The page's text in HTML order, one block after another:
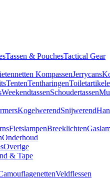
Tassen & PouchesTactical Gear
KompassenJerrycans
TentenTentharingen
WeekendtassenSchoudertassen
KogelwerendSnijwerend
FietslampenBreeklichten
Onderhoud
Overige
& Tape
Veldflessen